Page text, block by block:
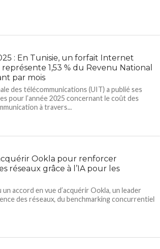
: En Tunisie, un forfait Internet
1,53 % du Revenu National
par mois
des télécommunications (UIT) a publié ses
pour l’année 2025 concernant le coût des
à travers...
Ookla pour renforcer
réseaux grâce à l’IA pour les
accord en vue d’acquérir Ookla, un leader
des réseaux, du benchmarking concurrentiel